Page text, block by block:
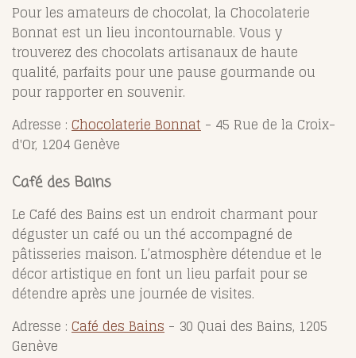
Pour les amateurs de chocolat, la Chocolaterie
Bonnat est un lieu incontournable. Vous y
trouverez des chocolats artisanaux de haute
qualité, parfaits pour une pause gourmande ou
pour rapporter en souvenir.
Adresse : Chocolaterie Bonnat - 45 Rue de la Croix-
d'Or, 1204 Genève
Café des Bains
Le Café des Bains est un endroit charmant pour
déguster un café ou un thé accompagné de
pâtisseries maison. L’atmosphère détendue et le
décor artistique en font un lieu parfait pour se
détendre après une journée de visites.
Adresse : Café des Bains - 30 Quai des Bains, 1205
Genève